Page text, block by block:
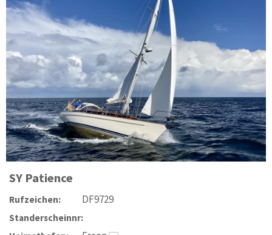
SY Patience
Rufzeichen: DF9729
Standerscheinnr: